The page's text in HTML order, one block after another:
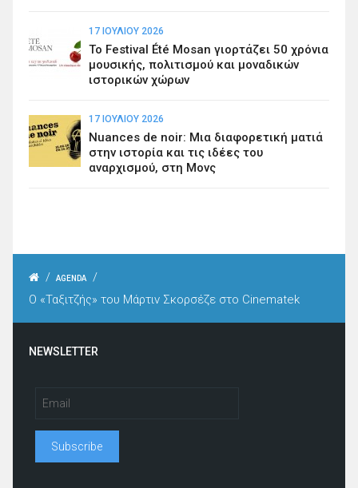
17 ΙΟΥΛΊΟΥ 2026
Το Festival Été Mosan γιορτάζει 50 χρόνια
μουσικής, πολιτισμού και μοναδικών
ιστορικών χώρων
17 ΙΟΥΛΊΟΥ 2026
Nuances de noir: Μια διαφορετική ματιά
στην ιστορία και τις ιδέες του
αναρχισμού, στη Μονς
/ AGENDA
/
O «Ταξιτζής» του Μάρτιν Σκορσέζε στο Cinematek
NEWSLETTER